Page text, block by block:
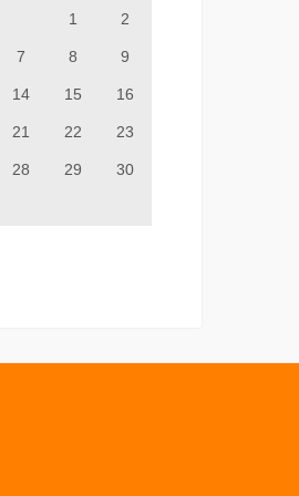
1 2
7 8 9
14 15 16
21 22 23
28 29 30